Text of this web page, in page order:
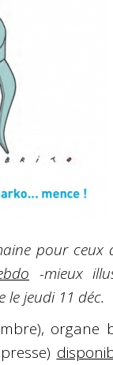
pour ceux
-mieux
le jeudi 11 déc.
organe